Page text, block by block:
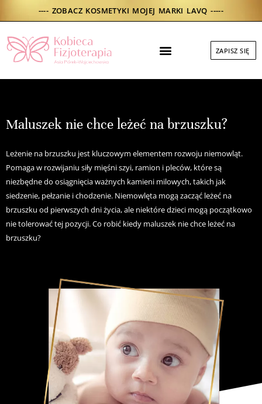
to
content
---- ZOBACZ KOSMETYKI MOJEJ MARKI LAVQ -----
Menu ZAPISZ SIĘ
Maluszek nie chce leżeć na brzuszku?
Leżenie na brzuszku jest kluczowym elementem rozwoju niemowląt.
Pomaga w rozwijaniu siły mięśni szyi, ramion i pleców, które są
niezbędne do osiągnięcia ważnych kamieni milowych, takich jak
siedzenie, pełzanie i chodzenie. Niemowlęta mogą zacząć leżeć na
brzuszku od pierwszych dni życia, ale niektóre dzieci mogą początkowo
nie tolerować tej pozycji. Co robić kiedy maluszek nie chce leżeć na
brzuszku?